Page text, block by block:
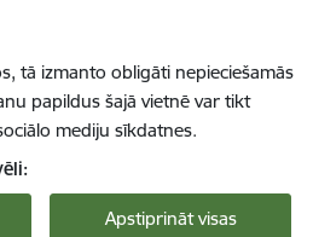
tā izmanto obligāti nepieciešamās
papildus šajā vietnē var tikt
mediju sīkdatnes.
Apstiprināt visas